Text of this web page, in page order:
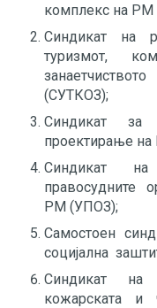
комплекс на РМ
Синдикат на
туризмот,
(СУТКОЗ);
Синдикат за
проектирање
Синдикат на
правосудните
РМ (УПОЗ);
Самостоен
социјална
Синдикат на
кожарската и